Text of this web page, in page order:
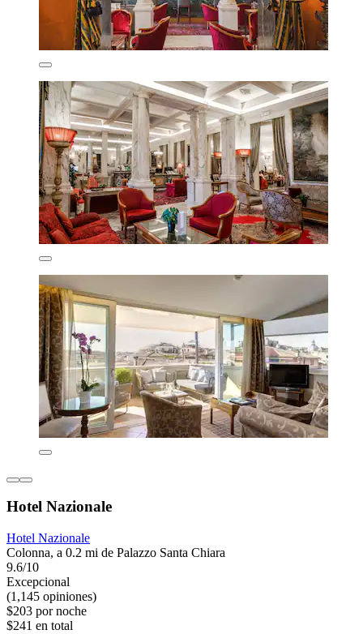
Hotel Nazionale
Hotel Nazionale
Colonna, a 0.2 mi de Palazzo Santa Chiara
9.6/10
Excepcional
(1,145 opiniones)
$203 por noche
$241 en total